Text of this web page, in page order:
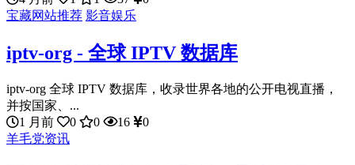
宝藏网站推荐 影音娱乐
iptv-org - 全球 IPTV 数据库
iptv-org 全球 IPTV 数据库，收录世界各地的公开电视直播，
并按国家、...
1 月前
0 0 16
0
羊毛党资讯